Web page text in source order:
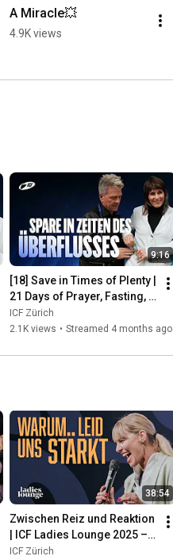
A Miracle💥
4.9K views
9:16
[18] Save in Times of Plenty |
21 Days of Prayer, Fasting,
and Giving | Leo & Susanna
Bigger | ICF
ICF Zürich
2.1K views • Streamed 4 months ago
38:54
Zwischen Reiz und Reaktion
| ICF Ladies Lounge 2025 –
MARKED BY JESUS | SE04
ICF Zürich